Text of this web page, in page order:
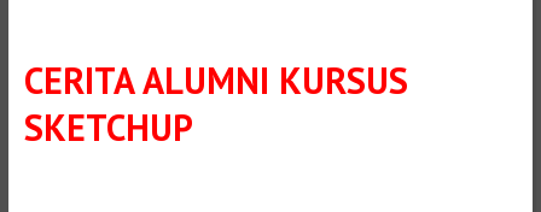
CERITA ALUMNI KURSUS
SKETCHUP